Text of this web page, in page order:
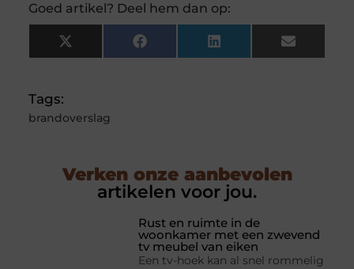
Goed artikel? Deel hem dan op:
X
(Twitter)
Facebook LinkedIn Email
Tags:
brandoverslag
Verken onze aanbevolen
artikelen voor jou.
Rust en ruimte in de
woonkamer met een zwevend
tv meubel van eiken
Een tv-hoek kan al snel rommelig